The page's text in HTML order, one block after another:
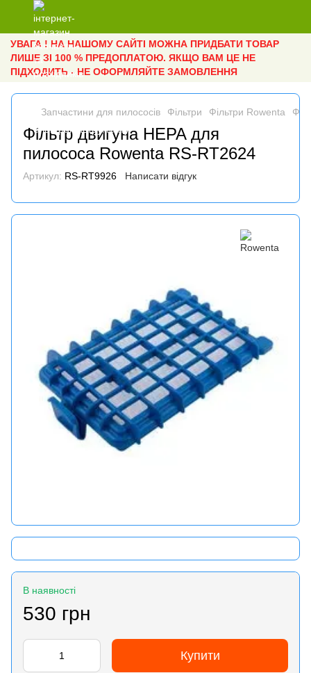
УВАГА ! НА НАШОМУ САЙТІ МОЖНА ПРИДБАТИ ТОВАР
ЛИШЕ ЗІ 100 % ПРЕДОПЛАТОЮ. ЯКЩО ВАМ ЦЕ НЕ
ПІДХОДИТЬ - НЕ ОФОРМЛЯЙТЕ ЗАМОВЛЕННЯ
Запчастини для пилососів Фільтри Фільтри Rowenta
Фільтр двигуна HEPA для
пилососа Rowenta RS-RT2624
Артикул: RS-RT9926 Написати відгук
В наявності
530 грн
Купити